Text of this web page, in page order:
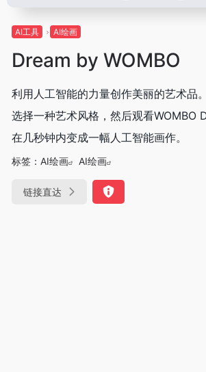
AI工具 AI绘画
Dream by WOMBO
利用人工智能的力量创作美丽的艺术品
选择一种艺术风格，然后观看WOMBO
在几秒钟内变成一幅人工智能画作。
标签： AI绘画 AI绘画
链接直达